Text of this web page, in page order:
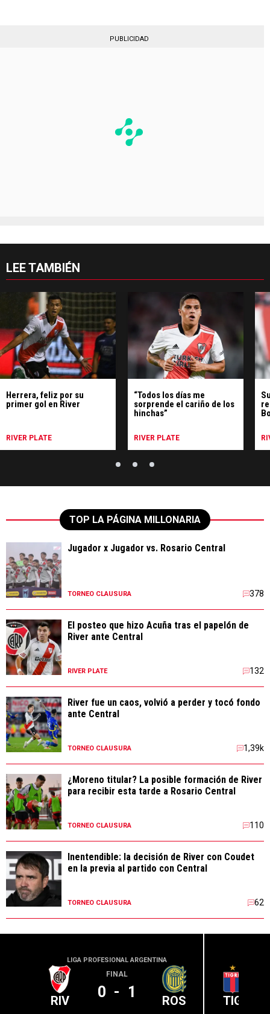
PUBLICIDAD
LEE TAMBIÉN
Herrera, feliz por su
primer gol en River
RIVER PLATE
“Todos los días me
sorprende el cariño de los
hinchas”
RIVER PLATE
TOP LA PÁGINA MILLONARIA
Jugador x Jugador vs. Rosario Central
TORNEO CLAUSURA 378
El posteo que hizo Acuña tras el papelón de
River ante Central
RIVER PLATE 132
River fue un caos, volvió a perder y tocó fondo
ante Central
TORNEO CLAUSURA 1,39k
¿Moreno titular? La posible formación de River
para recibir esta tarde a Rosario Central
TORNEO CLAUSURA 110
Inentendible: la decisión de River con Coudet
en la previa al partido con Central
TORNEO CLAUSURA 62
LIGA PROFESIONAL ARGENTINA
RIV
FINAL
0 - 1 ROS TIG